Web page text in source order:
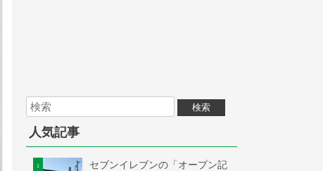
人気記事
セブンイレブンの「オープン記